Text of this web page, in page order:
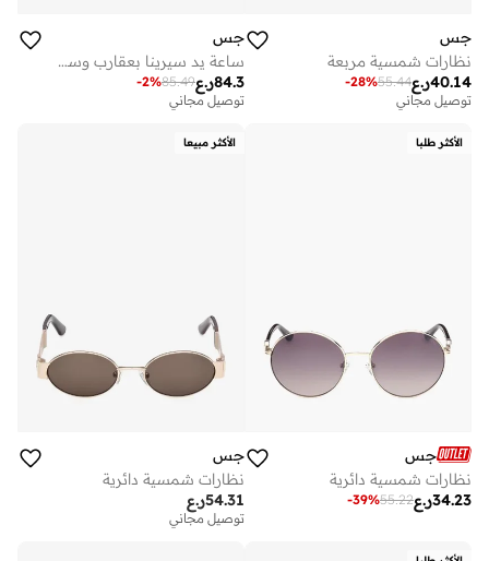
جس
نظارات شمسية مربعة
ر.ع40.14
55.44
-28%
توصيل مجاني
جس
ساعة يد سيرينا بعقارب وسوار من الفولاذ
ر.ع84.3
85.49
-2%
توصيل مجاني
الأكثر طلبا
جس
نظارات شمسية دائرية
ر.ع34.23
55.22
-39%
الأكثر مبيعا
جس
نظارات شمسية دائرية
ر.ع54.31
توصيل مجاني